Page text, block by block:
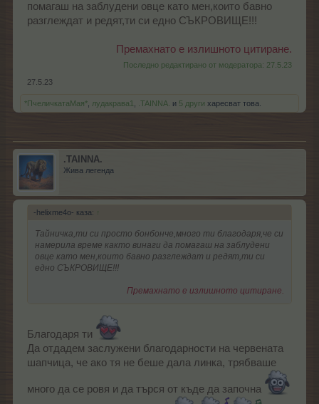
помагаш на заблудени овце като мен,които бавно
разглеждат и редят,ти си едно СЪКРОВИЩЕ!!!
Премахнато е излишното цитиране.
Последно редактирано от модератора: 27.5.23
27.5.23
*ПчеличкатаМая* лудакрава1 .TAINNA. и 5 други харесват това.
.TAINNA.
Жива легенда
-helixme4o- каза: ↑
Тайничка,ти си просто бонбонче,много ти благодаря,че си
намерила време както винаги да помагаш на заблудени
овце като мен,които бавно разглеждат и редят,ти си
едно СЪКРОВИЩЕ!!!
Премахнато е излишното цитиране.
Благодаря ти
Да отдадем заслужени благодарности на червената
шапчица, че ако тя не беше дала линка, трябваше
много да се ровя и да търся от къде да започна